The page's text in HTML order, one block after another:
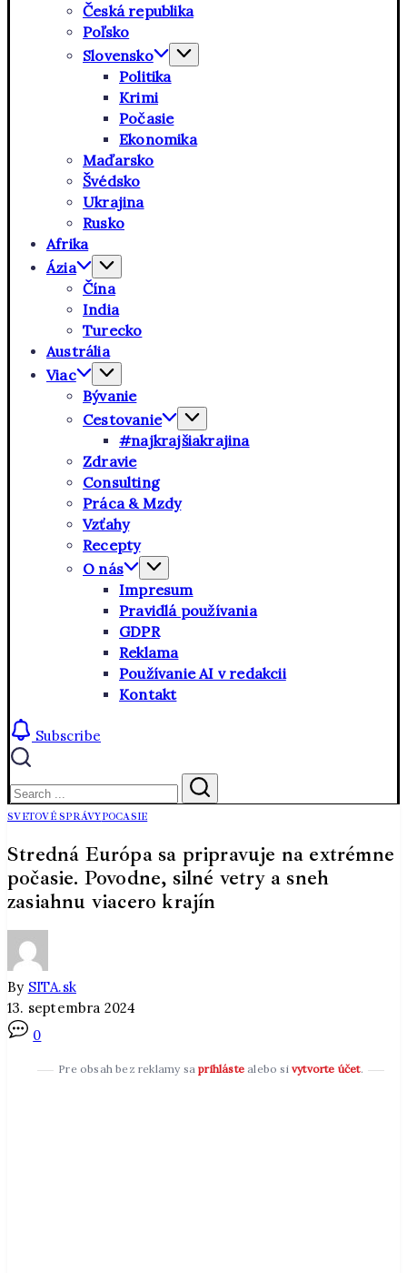
Česká republika
Poľsko
Slovensko
Politika
Krimi
Počasie
Ekonomika
Maďarsko
Švédsko
Ukrajina
Rusko
Afrika
Ázia
Čína
India
Turecko
Austrália
Viac
Bývanie
Cestovanie
#najkrajšiakrajina
Zdravie
Consulting
Práca & Mzdy
Vzťahy
Recepty
O nás
Impresum
Pravidlá používania
GDPR
Reklama
Používanie AI v redakcii
Kontakt
Subscribe
Close
Search
Search
SVETOVÉ SPRÁVYPOCASIE
Stredná Európa sa pripravuje na extrémne
počasie. Povodne, silné vetry a sneh
zasiahnu viacero krajín
By SITA.sk
13. septembra 2024
0
Pre obsah bez reklamy saprihláste alebo si vytvorte účet.